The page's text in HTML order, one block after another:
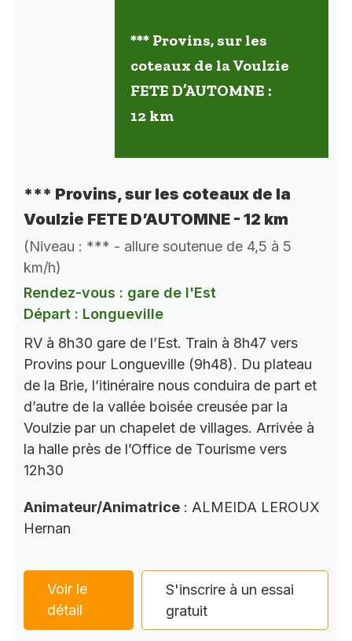
*** Provins, sur les
coteaux de la Voulzie
FETE D’AUTOMNE :
12 km
*** Provins, sur les coteaux de la
Voulzie FETE D’AUTOMNE - 12 km
(Niveau : *** - allure soutenue de 4,5 à 5
km/h)
Rendez-vous : gare de l'Est
Départ : Longueville
RV à 8h30 gare de l’Est. Train à 8h47 vers
Provins pour Longueville (9h48). Du plateau
de la Brie, l’itinéraire nous conduira de part et
d’autre de la vallée boisée creusée par la
Voulzie par un chapelet de villages. Arrivée à
la halle près de l’Office de Tourisme vers
12h30
Animateur/Animatrice : ALMEIDA LEROUX
Hernan
Voir le
détail
S'inscrire à un essai
gratuit